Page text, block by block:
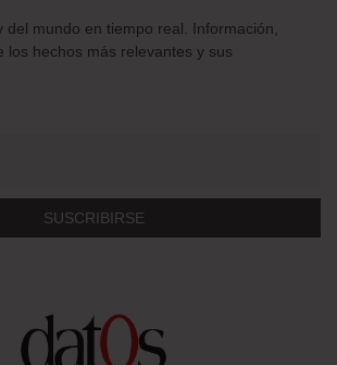
del mundo en tiempo real. Información,
los hechos más relevantes y sus